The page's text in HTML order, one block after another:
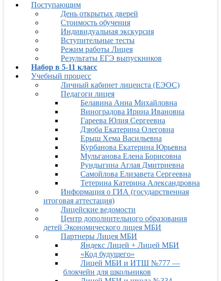
Поступающим
День открытых дверей
Стоимость обучения
Индивидуальная экскурсия
Вступительные тесты
Режим работы Лицея
Результаты ЕГЭ выпускников
Набор в 5-11 класс
Учебный процесс
Личный кабинет лицеиста (ЕЭОС)
Педагоги лицея
Белавина Анна Михайловна
Виноградова Ирина Ивановна
Гареева Юлия Сергеевна
Дзюба Екатерина Олеговна
Ерыш Хема Васильевна
Курбанова Екатерина Юрьевна
Мульганова Елена Борисовна
Рундыгина Аглая Дмитриевна
Самойлова Елизавета Сергеевна
Тетерина Катерина Александровна
Информация о ГИА (государственная
итоговая аттестация)
Лицейские ведомости
Центр дополнительного образования
детей Экономического лицея МБИ
Партнеры Лицея МБИ
Яндекс Лицей + Лицей МБИ
«Код будущего»
Лицей МБИ и ИТШ №777 —
блокчейн для школьников